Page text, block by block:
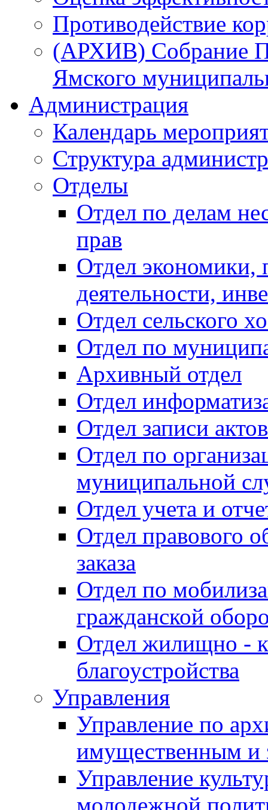
Противодействие
(АРХИВ) Собрание
Ямского
Администрация
Календарь
Структура
Отделы
Отдел по делам
прав
Отдел экономики,
деятельности,
Отдел сельского
Отдел по
Архивный отдел
Отдел
Отдел записи
Отдел по
муниципальной
Отдел учета и
Отдел правового
заказа
Отдел по
гражданской
Отдел жилищно -
благоустройства
Управления
Управление по
имущественным и
Управление